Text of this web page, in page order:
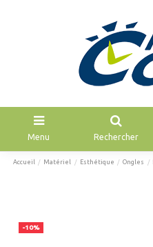
Menu Rechercher
Accueil Matériel Esthétique Ongles
-10%